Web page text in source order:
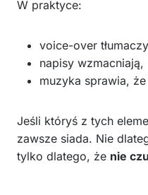
W praktyce:
voice-over
napisy wzmacniają,
muzyka sprawia, że
Jeśli któryś z tych
zawsze siada. Nie
tylko dlatego, że nie